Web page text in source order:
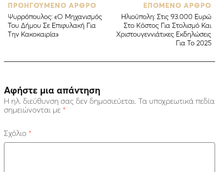
ΠΡΟΗΓΟΥΜΕΝΟ ΑΡΘΡΟ
Ψυρρόπουλος: «Ο Μηχανισμός
Του Δήμου Σε Επιφυλακή Για
Την Κακοκαιρία»
ΕΠΟΜΕΝΟ ΑΡΘΡΟ
Ηλιούπολη: Στις 93.000 Ευρώ
Στο Κόστος Για Στολισμό Και
Χριστουγεννιάτικες Εκδηλώσεις
Για Το 2025
Αφήστε μια απάντηση
Η ηλ. διεύθυνση σας δεν δημοσιεύεται. Τα υποχρεωτικά πεδία
σημειώνονται με *
Σχόλιο *